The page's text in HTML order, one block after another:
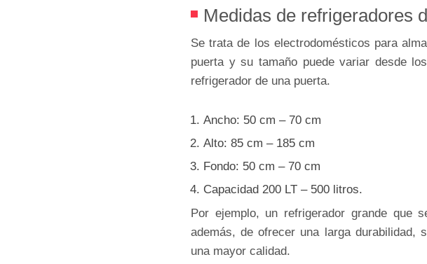
Medidas de refrigeradores
Se trata de los electrodomésticos para
puerta y su tamaño puede variar desde
refrigerador de una puerta.
Ancho: 50 cm – 70 cm
Alto: 85 cm – 185 cm
Fondo: 50 cm – 70 cm
Capacidad 200 LT – 500 litros.
Por ejemplo, un refrigerador grande que
además, de ofrecer una larga durabilidad,
una mayor calidad.